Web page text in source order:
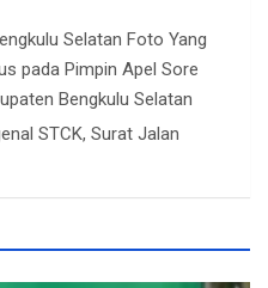
Selatan Foto Yang
pada Pimpin Apel Sore
Bengkulu Selatan
STCK, Surat Jalan